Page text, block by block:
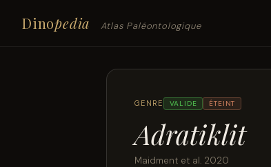
Dinopedia Atlas Paléontologique
GENRE VALIDE ÉTEINT
Adratiklit
Maidment et al. 2020